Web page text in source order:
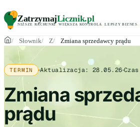
ZatrzymajLicznik.pl
NIŻSZE RACHUNKI. WIĘKSZA KONTROLA LEPSZY BIZNES
Słownik Z Zmiana sprzedawcy prądu
TERMIN Aktualizacja:28.05.26
Zmiana
prądu